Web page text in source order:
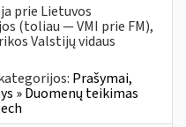
prie Lietuvos
(toliau — VMI prie FM),
Valstijų vidaus
Prašymai,
» Duomenų teikimas